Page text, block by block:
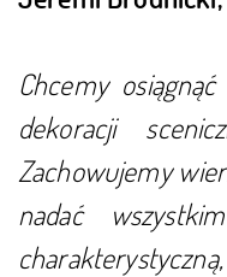
Chcemy
dekoracji
Zachowujemy
nadać